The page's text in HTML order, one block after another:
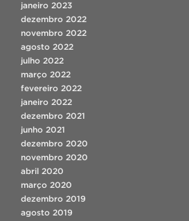
janeiro 2023
dezembro 2022
novembro 2022
agosto 2022
julho 2022
março 2022
fevereiro 2022
janeiro 2022
dezembro 2021
junho 2021
dezembro 2020
novembro 2020
abril 2020
março 2020
dezembro 2019
agosto 2019